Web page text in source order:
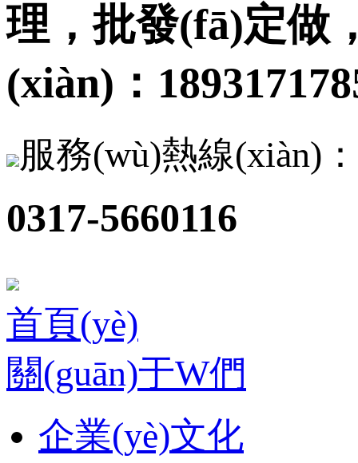
理，批發(fā)定做
(xiàn)：
服務(wù)熱線(xiàn)：
0317-5660116
首頁(yè)
關(guān)于W們
企業(yè)文化